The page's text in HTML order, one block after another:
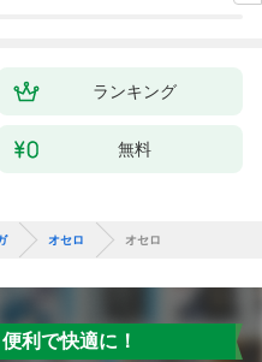
ランキング
無料
オセロ オセロ
利で快適に！